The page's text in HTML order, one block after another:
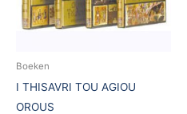
Boeken
I THISAVRI TOU AGIOU
OROUS